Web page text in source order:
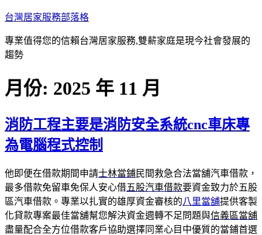
跳
主
要
容
台灣居家服務部落格
專業值得您的信賴台灣居家服務,雙薪家庭是現今社會發展的
趨勢
月份: 2025 年 11 月
消防工程主要是消防安全系統cnc車床專
為電腦程式控制
他即便在借款期間申請士林當鋪民間救急合法當舖汽車借款，
最多借款免留車免保人安心借五股汽車借款要資金致力於五股
區汽車借款。專業以扎實的雄厚資金審核的八里當舖提供客製
化貸款專案最佳當舖幫您解決資金週轉不足問題與信義區當舖
盡量配合全方位借款客戶協助選擇同業心目中優質的當鋪首選